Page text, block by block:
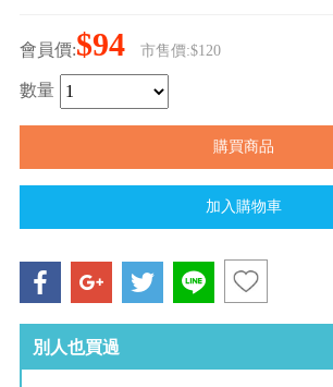
會員價:$94 市售價:$120
數量
別人也買過